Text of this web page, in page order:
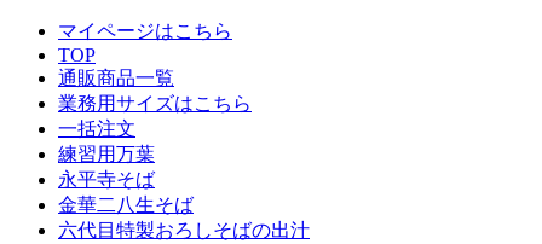
マイページはこちら
TOP
通販商品一覧
業務用サイズはこちら
一括注文
練習用万葉
永平寺そば
金華二八生そば
六代目特製おろしそばの出汁